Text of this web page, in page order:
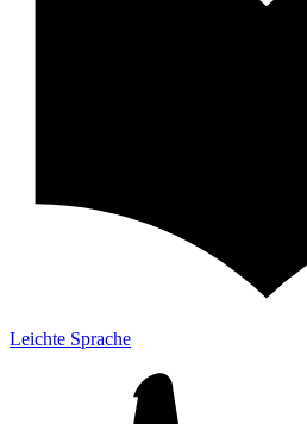
Leichte Sprache